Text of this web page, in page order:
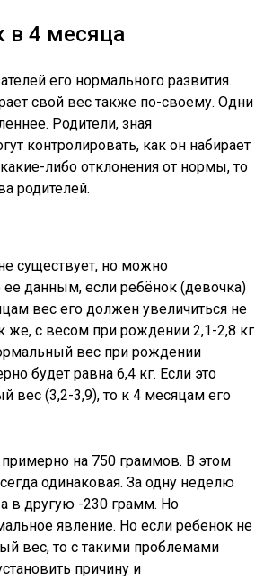
в 4 месяца
его нормального развития.
свой вес также по-своему. Одни
Родители, зная
контролировать, как он набирает
либо отклонения от нормы, то
родителей.
существует, но можно
ее данным, если ребёнок (девочка)
вес его должен увеличиться не
же, с весом при рождении 2,1-2,8 кг
вес при рождении
будет равна 6,4 кг. Если это
вес (3,2-3,9), то к 4 месяцам его
на 750 граммов. В этом
одинаковая. За одну неделю
в другую -230 грамм. Но
явление. Но если ребенок не
вес, то с такими проблемами
причину и